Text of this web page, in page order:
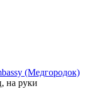
(Медгородок)
на руки